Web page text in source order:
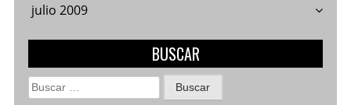
julio 2009
BUSCAR
Buscar: